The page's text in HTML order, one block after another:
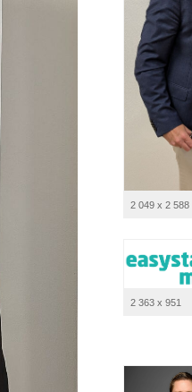
2 049 x 2 588
2 363 x 951